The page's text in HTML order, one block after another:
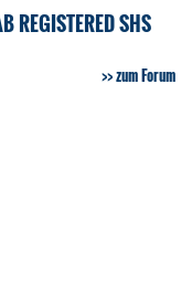
REGISTERED SHS
zum Forum